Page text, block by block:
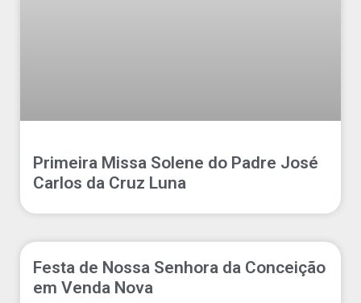
Primeira Missa Solene do Padre José
Carlos da Cruz Luna
Festa de Nossa Senhora da Conceição
em Venda Nova